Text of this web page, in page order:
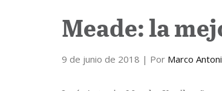
Meade: la
9 de junio de 2018 | Por Marco